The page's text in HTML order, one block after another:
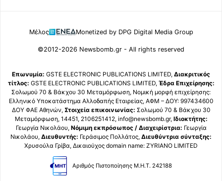
Μέλος Monetized by DPG Digital Media Group
©2012-2026 Newsbomb.gr - All rights reserved
Επωνυμία: GSTE ELECTRONIC PUBLICATIONS LIMITED, Διακριτικός
τίτλος: GSTE ELECTRONIC PUBLICATIONS LIMITED, Έδρα Επιχείρησης:
Σολωμού 70 & Βάκχου 30 Μεταμόρφωση, Νομική μορφή επιχείρησης:
Ελληνικό Υποκατάστημα Αλλοδαπής Εταιρείας, ΑΦΜ – ΔΟΥ: 997434600
ΔΟΥ ΦΑΕ Αθηνών, Στοιχεία επικοινωνίας: Σολωμού 70 & Βάκχου 30
Μεταμόρφωση, 14451, 2106251412, info@newsbomb.gr, Ιδιοκτήτης:
Γεωργία Νικολάου, Νόμιμη εκπρόσωπος / Διαχειρίστρια: Γεωργία
Νικολάου, Διευθυντής: Γεράσιμος Πολλάτος, Διευθύντρια σύνταξης:
Χρυσούλα Γρίβα, Δικαιούχος domain name: ZYRIANO LIMITED
Αριθμός Πιστοποίησης Μ.Η.Τ. 242188